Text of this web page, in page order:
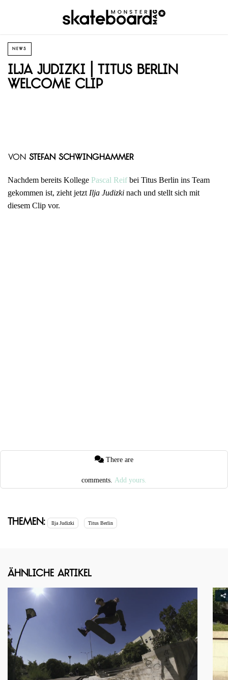
NEWS
Ilja Judizki | Titus Berlin
Welcome Clip
von Stefan Schwinghammer
Nachdem bereits Kollege Pascal Reifbei Titus Berlin ins Team
gekommen ist, zieht jetzt Ilja Judizki nach und stellt sich mit
diesem Clip vor.
comments. Add yours.
Themen: Ilja Judizki Titus Berlin
Ähnliche Artikel